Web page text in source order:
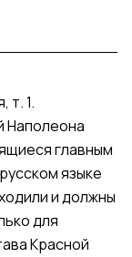
т. 1.
Наполеона
главным
языке
и должны
для
Красной